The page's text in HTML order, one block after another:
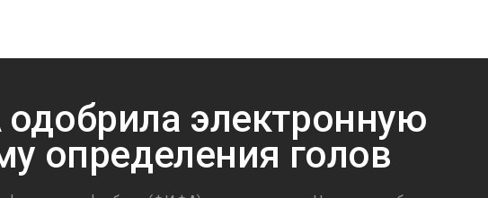
электронную
определения голов